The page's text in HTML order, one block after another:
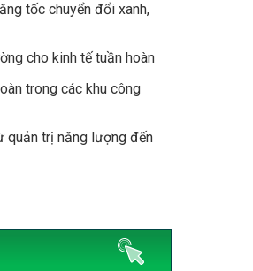
tốc chuyển đổi xanh,
cho kinh tế tuần hoàn
trong các khu công
quản trị năng lượng đến